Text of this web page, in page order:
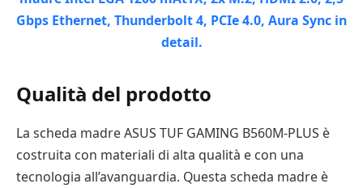
Qualità del prodotto
La scheda madre ASUS TUF GAMING B560M-PLUS è
costruita con materiali di alta qualità e con una
tecnologia all’avanguardia. Questa scheda madre è